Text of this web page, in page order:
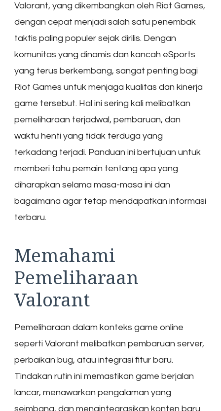
Valorant, yang dikembangkan oleh Riot Games,
dengan cepat menjadi salah satu penembak
taktis paling populer sejak dirilis. Dengan
komunitas yang dinamis dan kancah eSports
yang terus berkembang, sangat penting bagi
Riot Games untuk menjaga kualitas dan kinerja
game tersebut. Hal ini sering kali melibatkan
pemeliharaan terjadwal, pembaruan, dan
waktu henti yang tidak terduga yang
terkadang terjadi. Panduan ini bertujuan untuk
memberi tahu pemain tentang apa yang
diharapkan selama masa-masa ini dan
bagaimana agar tetap mendapatkan informasi
terbaru.
Memahami
Pemeliharaan
Valorant
Pemeliharaan dalam konteks game online
seperti Valorant melibatkan pembaruan server,
perbaikan bug, atau integrasi fitur baru.
Tindakan rutin ini memastikan game berjalan
lancar, menawarkan pengalaman yang
seimbang, dan mengintegrasikan konten baru